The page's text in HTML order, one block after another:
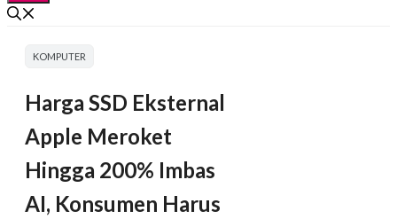
KOMPUTER
Harga SSD Eksternal
Apple Meroket
Hingga 200% Imbas
AI, Konsumen Harus